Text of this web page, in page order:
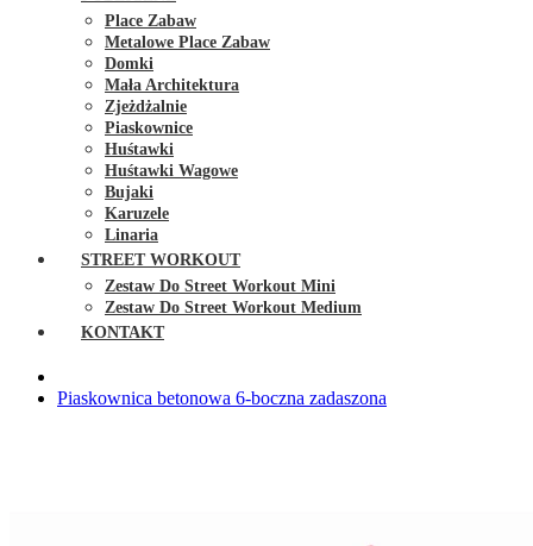
Place Zabaw
Metalowe Place Zabaw
Domki
Mała Architektura
Zjeżdżalnie
Piaskownice
Huśtawki
Huśtawki Wagowe
Bujaki
Karuzele
Linaria
STREET WORKOUT
Zestaw Do Street Workout Mini
Zestaw Do Street Workout Medium
KONTAKT
Piaskownica betonowa 6-boczna zadaszona